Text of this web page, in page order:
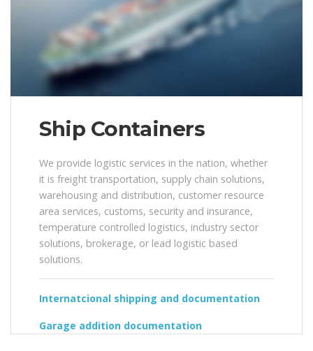
Ship Containers
We provide logistic services in the nation, whether
it is freight transportation, supply chain solutions,
warehousing and distribution, customer resource
area services, customs, security and insurance,
temperature controlled logistics, industry sector
solutions, brokerage, or lead logistic based
solutions.
Internatcional shipping and documentation
Garage addition documentation